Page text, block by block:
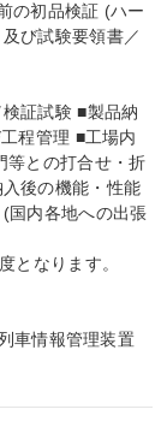
の初品検証 (ハー
び試験要領書／
証試験 ■製品納
程管理 ■工場内
等との打合せ・折
後の機能・性能
国内各地への出張
となります。
車情報管理装置